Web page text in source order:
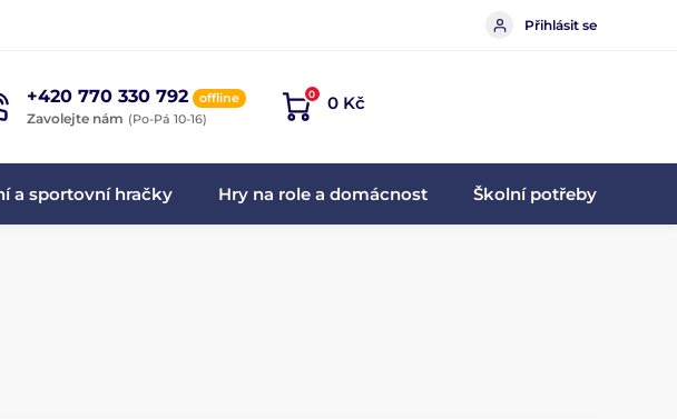
Přihlásit se
+420 770 330 792 offline
Zavolejte nám (Po-Pá 10-16)
0 0 Kč
a sportovní hračky Hry na role a domácnost Školní potřeby